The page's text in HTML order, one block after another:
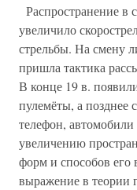
Распространение в
увеличило
стрельбы. На смену
пришла тактика
В конце 19 в.
пулемёты, а позднее
телефон,
увеличению
форм и способов его
выражение в теории